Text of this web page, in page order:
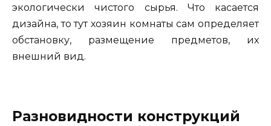
экологически чистого сырья. Что касается
дизайна, то тут хозяин комнаты сам определяет
обстановку, размещение предметов, их
внешний вид.
Разновидности конструкций